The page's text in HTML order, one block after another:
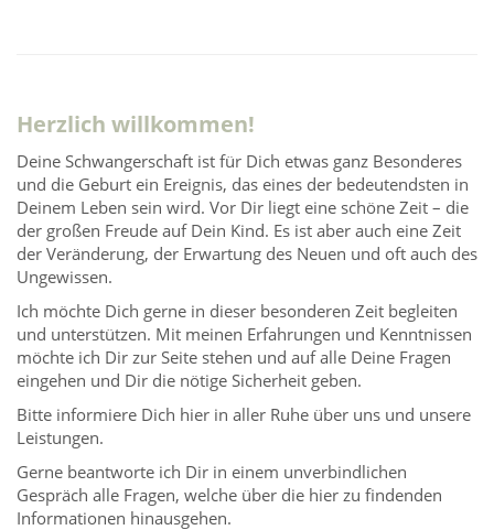
Herzlich willkommen!
Deine Schwangerschaft ist für Dich etwas ganz Besonderes
und die Geburt ein Ereignis, das eines der bedeutendsten in
Deinem Leben sein wird. Vor Dir liegt eine schöne Zeit – die
der großen Freude auf Dein Kind. Es ist aber auch eine Zeit
der Veränderung, der Erwartung des Neuen und oft auch des
Ungewissen.
Ich möchte Dich gerne in dieser besonderen Zeit begleiten
und unterstützen. Mit meinen Erfahrungen und Kenntnissen
möchte ich Dir zur Seite stehen und auf alle Deine Fragen
eingehen und Dir die nötige Sicherheit geben.
Bitte informiere Dich hier in aller Ruhe über uns und unsere
Leistungen.
Gerne beantworte ich Dir in einem unverbindlichen
Gespräch alle Fragen, welche über die hier zu findenden
Informationen hinausgehen.